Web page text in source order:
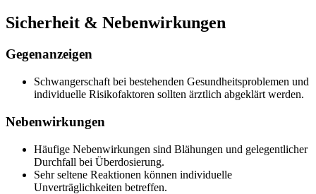
Sicherheit & Nebenwirkungen
Gegenanzeigen
Schwangerschaft bei bestehenden Gesundheitsproblemen und
individuelle Risikofaktoren sollten ärztlich abgeklärt werden.
Nebenwirkungen
Häufige Nebenwirkungen sind Blähungen und gelegentlicher
Durchfall bei Überdosierung.
Sehr seltene Reaktionen können individuelle
Unverträglichkeiten betreffen.